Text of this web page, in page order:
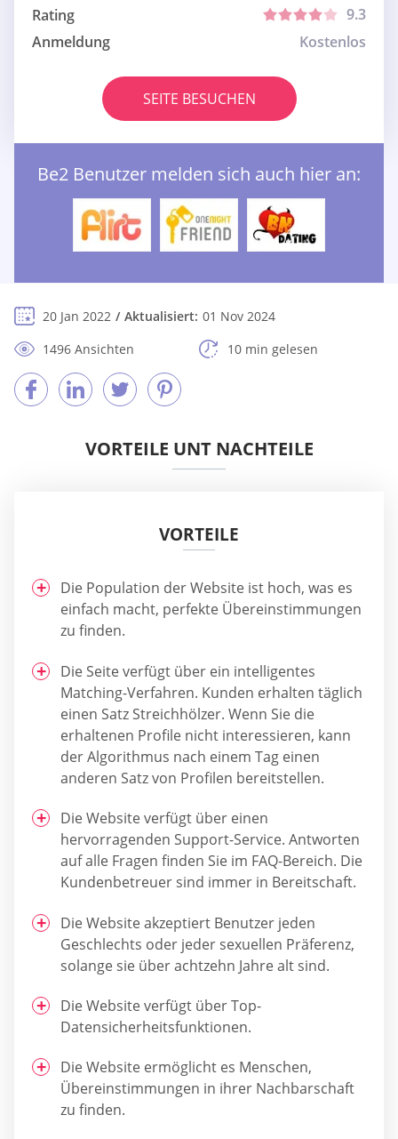
Rating
9.3
Anmeldung
Kostenlos
SEITE BESUCHEN
Be2 Benutzer melden sich auch hier an:
20 Jan 2022 Aktualisiert: 01 Nov 2024
1496 Ansichten
10 min gelesen
VORTEILE UNT NACHTEILE
VORTEILE
Die Population der Website ist hoch, was es
einfach macht, perfekte Übereinstimmungen
zu finden.
Die Seite verfügt über ein intelligentes
Matching-Verfahren. Kunden erhalten täglich
einen Satz Streichhölzer. Wenn Sie die
erhaltenen Profile nicht interessieren, kann
der Algorithmus nach einem Tag einen
anderen Satz von Profilen bereitstellen.
Die Website verfügt über einen
hervorragenden Support-Service. Antworten
auf alle Fragen finden Sie im FAQ-Bereich. Die
Kundenbetreuer sind immer in Bereitschaft.
Die Website akzeptiert Benutzer jeden
Geschlechts oder jeder sexuellen Präferenz,
solange sie über achtzehn Jahre alt sind.
Die Website verfügt über Top-
Datensicherheitsfunktionen.
Die Website ermöglicht es Menschen,
Übereinstimmungen in ihrer Nachbarschaft
zu finden.